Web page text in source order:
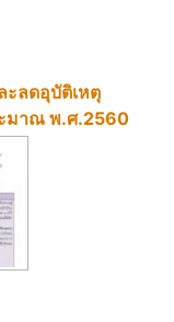
ะลดอุบัติเหตุ
มาณ พ.ศ.2560